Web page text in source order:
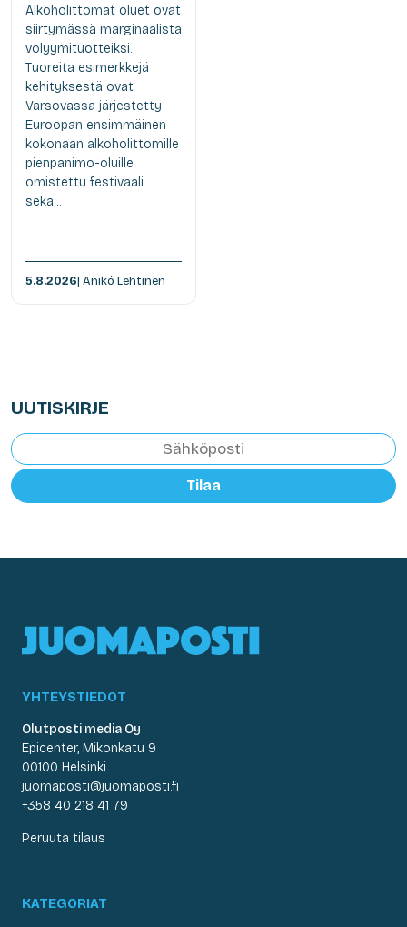
Alkoholittomat oluet ovat
siirtymässä marginaalista
volyymituotteiksi.
Tuoreita esimerkkejä
kehityksestä ovat
Varsovassa järjestetty
Euroopan ensimmäinen
kokonaan alkoholittomille
pienpanimo-oluille
omistettu festivaali
sekä...
5.8.2026| Anikó Lehtinen
UUTISKIRJE
Tilaa
YHTEYSTIEDOT
Olutposti media Oy
Epicenter, Mikonkatu 9
00100 Helsinki
juomaposti@juomaposti.fi
+358 40 218 41 79
Peruuta tilaus
KATEGORIAT